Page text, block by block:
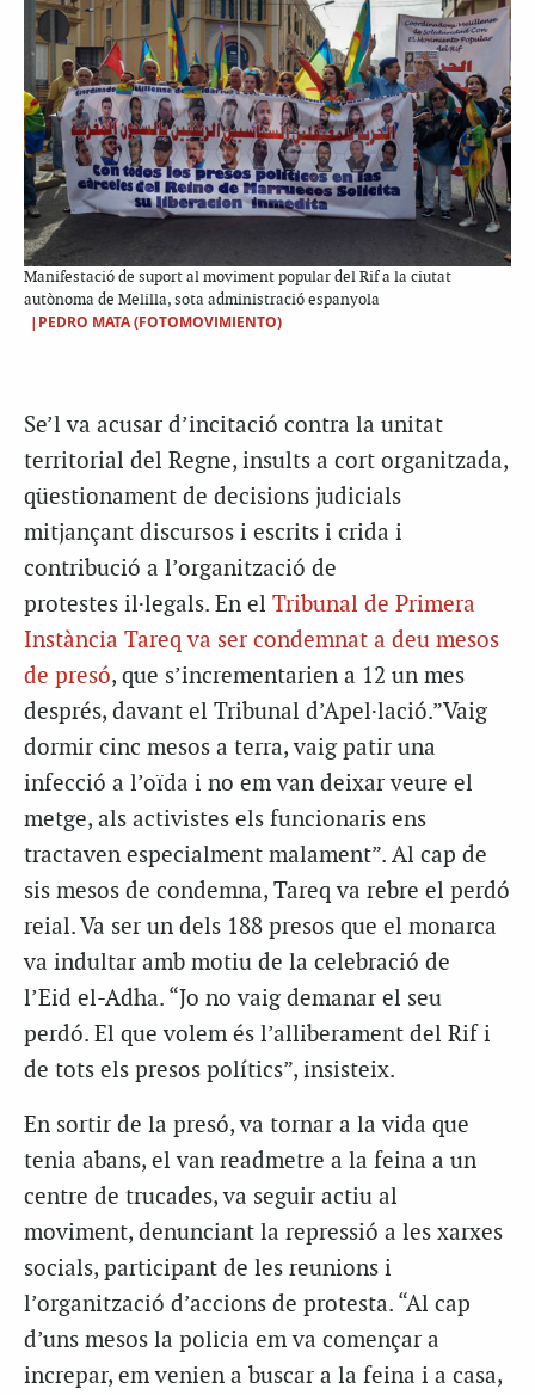
Manifestació de suport al moviment popular del Rif a la ciutat
autònoma de Melilla, sota administració espanyola
|PEDRO MATA (FOTOMOVIMIENTO)
Se’l va acusar d’incitació contra la unitat
territorial del Regne, insults a cort organitzada,
qüestionament de decisions judicials
mitjançant discursos i escrits i crida i
contribució a l’organització de
protestes il·legals. En el Tribunal de Primera
Instància Tareq va ser condemnat a deu mesos
de presó, que s’incrementarien a 12 un mes
després, davant el Tribunal d’Apel·lació.”Vaig
dormir cinc mesos a terra, vaig patir una
infecció a l’oïda i no em van deixar veure el
metge, als activistes els funcionaris ens
tractaven especialment malament”. Al cap de
sis mesos de condemna, Tareq va rebre el perdó
reial. Va ser un dels 188 presos que el monarca
va indultar amb motiu de la celebració de
l’Eid el-Adha. “Jo no vaig demanar el seu
perdó. El que volem és l’alliberament del Rif i
de tots els presos polítics”, insisteix.
En sortir de la presó, va tornar a la vida que
tenia abans, el van readmetre a la feina a un
centre de trucades, va seguir actiu al
moviment, denunciant la repressió a les xarxes
socials, participant de les reunions i
l’organització d’accions de protesta. “Al cap
d’uns mesos la policia em va començar a
increpar, em venien a buscar a la feina i a casa,